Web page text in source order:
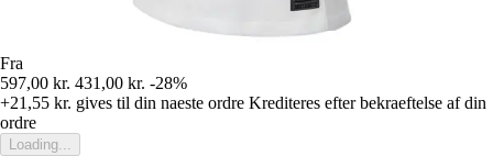
Fra
597,00 kr. 431,00 kr. -28%
+21,55 kr. gives til din naeste ordre Krediteres efter bekraeftelse af din
ordre
Loading...